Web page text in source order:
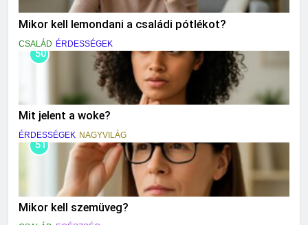
Mikor kell lemondani a családi pótlékot?
CSALÁD ÉRDESSÉGEK
50
Mit jelent a woke?
ÉRDESSÉGEK NAGYVILÁG
51
Mikor kell szemüveg?